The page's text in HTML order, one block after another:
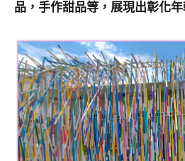
品，手作甜品等，展現出彰化